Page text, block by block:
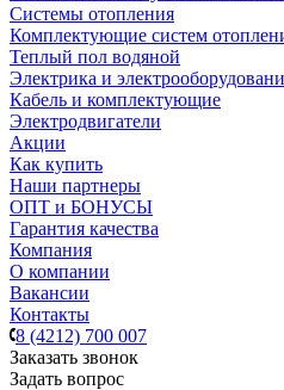
Системы отопления
Комплектующие систем
Теплый пол водяной
Электрика и
Кабель и комплектующие
Электродвигатели
Акции
Как купить
Наши партнеры
ОПТ и БОНУСЫ
Гарантия качества
Компания
О компании
Вакансии
Контакты
8 (4212) 700 007
Заказать звонок
Задать вопрос